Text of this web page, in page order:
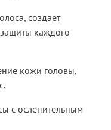
создает
каждого
кожи головы,
с ослепительным